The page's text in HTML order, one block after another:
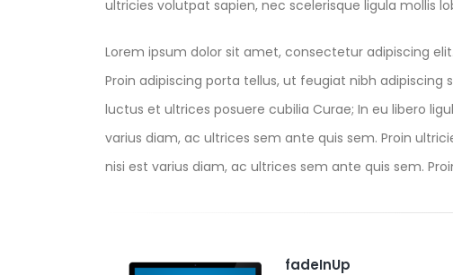
ultricies volutpat sapien, nec scelerisque ligula mollis
Lorem ipsum dolor sit amet, consectetur adipiscing
Proin adipiscing porta tellus, ut feugiat nibh
luctus et ultrices posuere cubilia Curae; In eu libero
varius diam, ac ultrices sem ante quis sem. Proin
nisi est varius diam, ac ultrices sem ante quis sem.
fadeInUp